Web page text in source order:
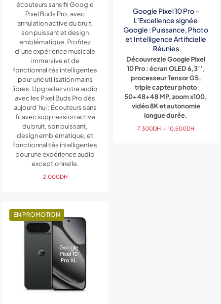
écouteurs sans fil Google
Pixel Buds Pro, avec
annulation active du bruit,
son puissant et design
emblématique. Profitez
d’une expérience musicale
immersive et de
fonctionnalités intelligentes
pour une utilisation mains
libres. Upgradez votre audio
avec les Pixel Buds Pro dès
aujourd’hui : Écouteurs sans
fil avec suppression active
du bruit, son puissant,
design emblématique, et
fonctionnalités intelligentes
pour une expérience audio
exceptionnelle.
2,000DH
Google Pixel 10 Pro –
L’Excellence signée
Google : Puissance, Photo
et Intelligence Artificielle
Réunies
Découvrez le Google Pixel
10 Pro : écran OLED 6,3’’,
processeur Tensor G5,
triple capteur photo
50+48+48 MP, zoom x100,
vidéo 8K et autonomie
longue durée.
7,300DH – 10,500DHPlage
EN PROMOTION